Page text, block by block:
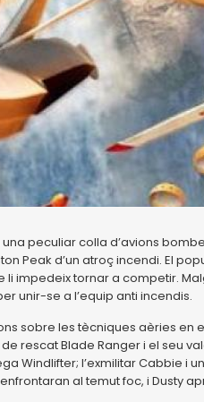
peculiar colla d’avions
Peak d’un atroç incendi. El
li impedeix tornar a competir.
unir-se a l’equip anti incendis.
sobre les tècniques aèries en
rescat Blade Ranger i el seu
Windlifter; l’exmilitar Cabbie i
al temut foc, i Dusty